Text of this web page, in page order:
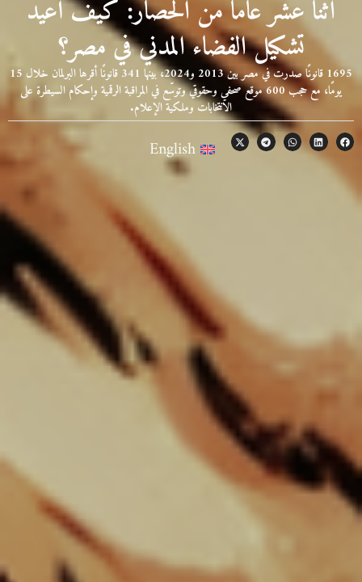
اثنا عشر عامًا من الحصار: كيف أُعيد
تشكيل الفضاء المدني في مصر؟
1695 قانونًا صدرت في مصر بين 2013 و2024، بينها 341 قانونًا أقرها البرلمان خلال 15
يومًا، مع حجب 600 موقع صحفي وحقوقي وتوسّع في المراقبة الرقمية وإحكام السيطرة على
الانتخابات وملكية الإعلام.
English